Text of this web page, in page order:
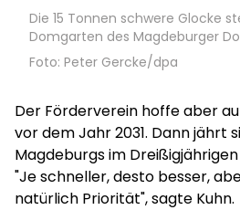
Die 15 Tonnen schwere Glocke
Domgarten des Magdeburger
Foto: Peter Gercke/dpa
Der Förderverein hoffe aber
vor dem Jahr 2031. Dann jährt
Magdeburgs im
"Je schneller, desto besser,
natürlich Priorität", sagte Kuhn.